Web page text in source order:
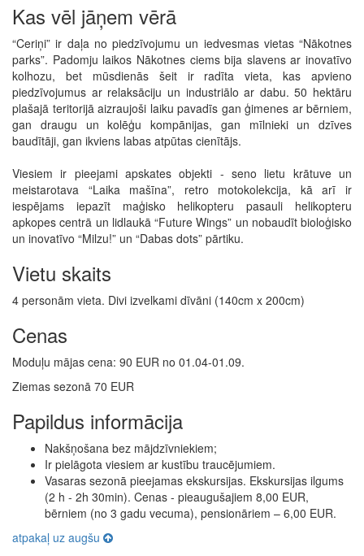
Kas vēl jāņem vērā
“Ceriņi” ir daļa no piedzīvojumu un iedvesmas vietas “Nākotnes
parks”. Padomju laikos Nākotnes ciems bija slavens ar inovatīvo
kolhozu, bet mūsdienās šeit ir radīta vieta, kas apvieno
piedzīvojumus ar relaksāciju un industriālo ar dabu. 50 hektāru
plašajā teritorijā aizraujoši laiku pavadīs gan ģimenes ar bērniem,
gan draugu un kolēģu kompānijas, gan mīlnieki un dzīves
baudītāji, gan ikviens labas atpūtas cienītājs.
Viesiem ir pieejami apskates objekti - seno lietu krātuve un
meistarotava “Laika mašīna”, retro motokolekcija, kā arī ir
iespējams iepazīt maģisko helikopteru pasauli helikopteru
apkopes centrā un lidlaukā “Future Wings” un nobaudīt bioloģisko
un inovatīvo “Milzu!” un “Dabas dots” pārtiku.
Vietu skaits
4 personām vieta. Divi izvelkami dīvāni (140cm x 200cm)
Cenas
Moduļu mājas cena: 90 EUR no 01.04-01.09.
Ziemas sezonā 70 EUR
Papildus informācija
Nakšņošana bez mājdzīvniekiem;
Ir pielāgota viesiem ar kustību traucējumiem.
Vasaras sezonā pieejamas ekskursijas. Ekskursijas ilgums
(2 h - 2h 30min). Cenas - pieaugušajiem 8,00 EUR,
bērniem (no 3 gadu vecuma), pensionāriem – 6,00 EUR.
atpakaļ uz augšu